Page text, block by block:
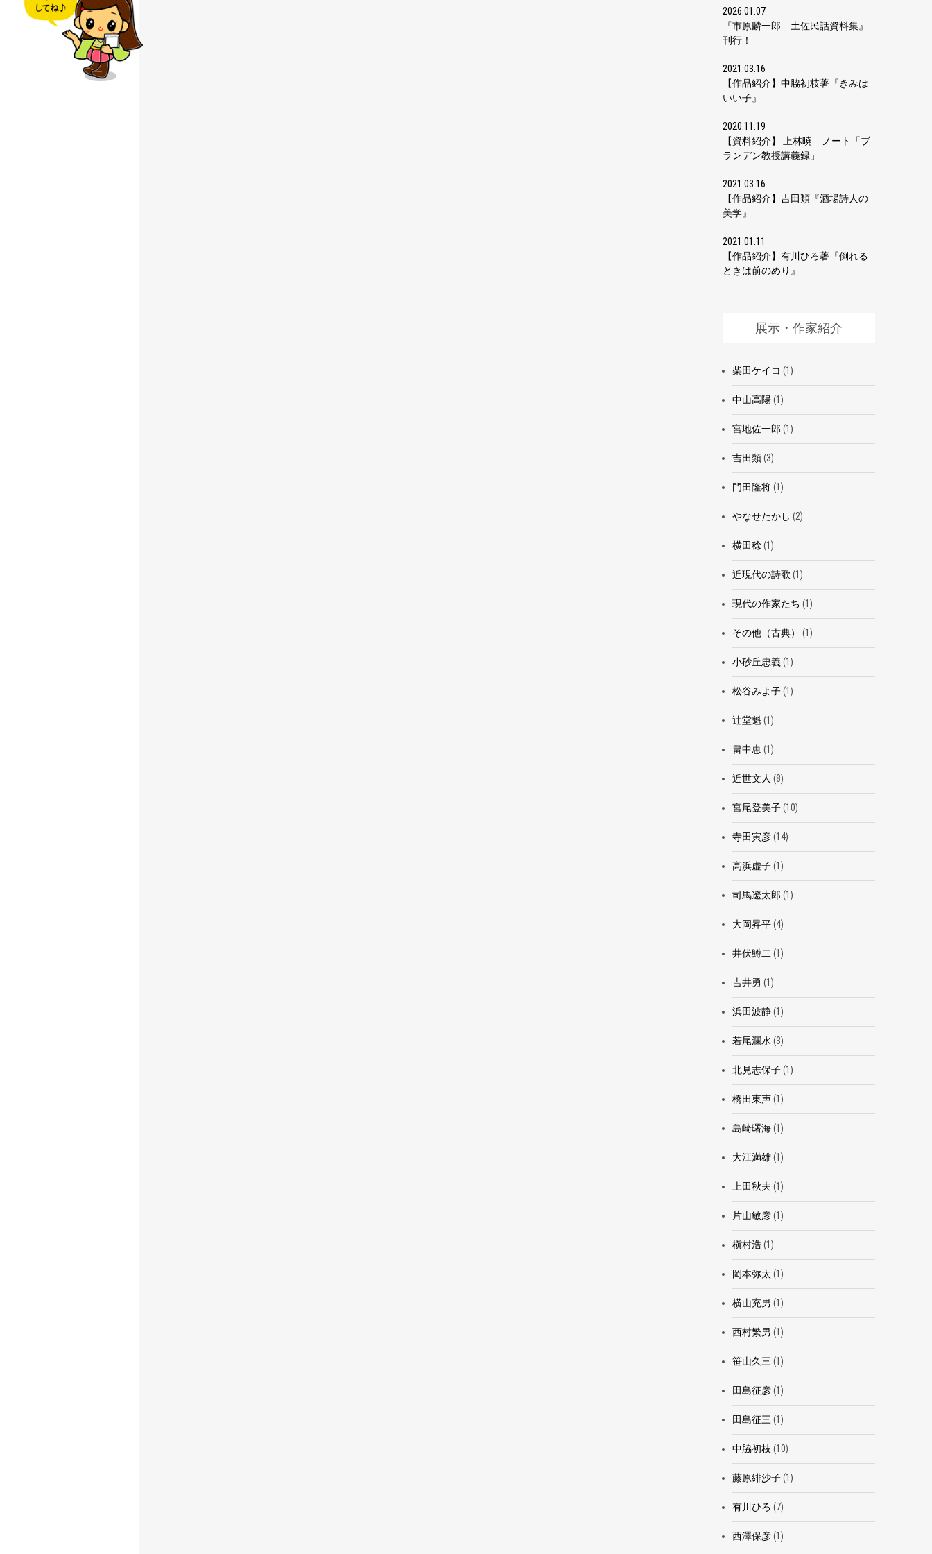
2026.01.07
『市原麟一郎 土佐民話資料集』
刊行！
2021.03.16
【作品紹介】中脇初枝著『きみは
いい子』
2020.11.19
【資料紹介】 上林暁 ノート「ブ
ランデン教授講義録」
2021.03.16
【作品紹介】吉田類『酒場詩人の
美学』
2021.01.11
【作品紹介】有川ひろ著『倒れる
ときは前のめり』
展示・作家紹介
柴田ケイコ (1)
中山高陽(1)
宮地佐一郎 (1)
吉田類(3)
門田隆将(1)
やなせたかし (2)
横田稔(1)
近現代の詩歌 (1)
現代の作家たち (1)
その他（古典） (1)
小砂丘忠義(1)
松谷みよ子(1)
辻堂魁(1)
畠中恵(1)
近世文人 (8)
宮尾登美子(10)
寺田寅彦(14)
高浜虚子(1)
司馬遼太郎 (1)
大岡昇平(4)
井伏鱒二 (1)
吉井勇 (1)
浜田波静(1)
若尾瀾水 (3)
北見志保子(1)
橋田東声(1)
島崎曙海(1)
大江満雄(1)
上田秋夫 (1)
片山敏彦(1)
槇村浩(1)
岡本弥太 (1)
横山充男 (1)
西村繁男 (1)
笹山久三 (1)
田島征彦(1)
田島征三 (1)
中脇初枝 (10)
藤原緋沙子(1)
有川ひろ (7)
西澤保彦(1)